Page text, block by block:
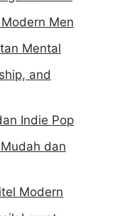
Men
Mental
and
Indie Pop
dan
Modern